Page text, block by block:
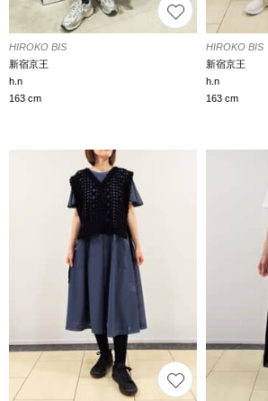
HIROKO BIS
新宿京王
h.n
163 cm
HIROKO BIS
新宿京王
h.n
163 cm